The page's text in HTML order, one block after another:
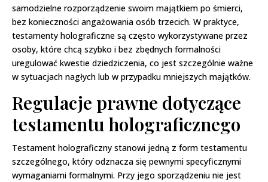
samodzielne rozporządzenie swoim majątkiem po śmierci,
bez konieczności angażowania osób trzecich. W praktyce,
testamenty holograficzne są często wykorzystywane przez
osoby, które chcą szybko i bez zbędnych formalności
uregulować kwestie dziedziczenia, co jest szczególnie ważne
w sytuacjach nagłych lub w przypadku mniejszych majątków.
Regulacje prawne dotyczące
testamentu holograficznego
Testament holograficzny stanowi jedną z form testamentu
szczególnego, który odznacza się pewnymi specyficznymi
wymaganiami formalnymi. Przy jego sporządzeniu nie jest